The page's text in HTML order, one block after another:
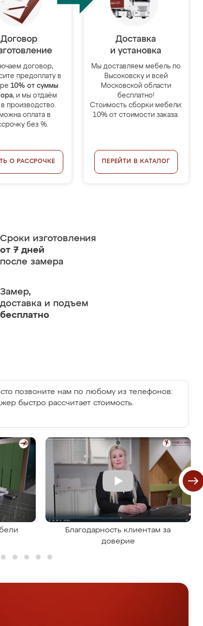
Договор
договор,
предоплату в
10% от суммы
, и мы отдаём
в производство.
оплата в
без %.
О РАССРОЧКЕ
Доставка
и установка
Мы доставляем мебель по
Высоковску и всей
Московской области
бесплатно!
Стоимость сборки мебели:
10% от стоимости заказа.
ПЕРЕЙТИ В КАТАЛОГ
Сроки изготовления
от 7 дней
после замера
Замер,
доставка и подъем
бесплатно
позвоните нам по любому из телефонов:
быстро рассчитает стоимость.
Благодарность клиентам за
доверие